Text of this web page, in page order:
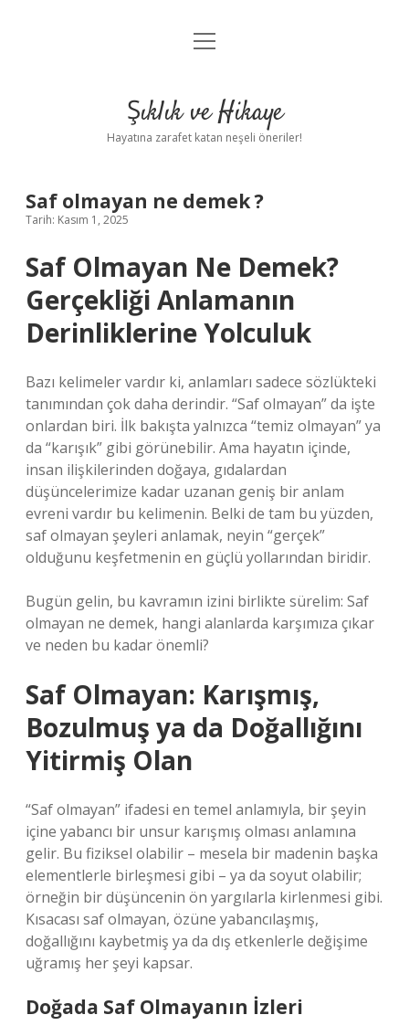
Anasayfa
Yasal Uyarı
menüyü
Şıklık ve Hikaye
Hayatına zarafet katan neşeli öneriler!
Saf olmayan ne demek ?
Tarih: Kasım 1, 2025
Saf Olmayan Ne Demek?
Gerçekliği Anlamanın
Derinliklerine Yolculuk
Bazı kelimeler vardır ki, anlamları sadece sözlükteki
tanımından çok daha derindir. “Saf olmayan” da işte
onlardan biri. İlk bakışta yalnızca “temiz olmayan” ya
da “karışık” gibi görünebilir. Ama hayatın içinde,
insan ilişkilerinden doğaya, gıdalardan
düşüncelerimize kadar uzanan geniş bir anlam
evreni vardır bu kelimenin. Belki de tam bu yüzden,
saf olmayan şeyleri anlamak, neyin “gerçek”
olduğunu keşfetmenin en güçlü yollarından biridir.
Bugün gelin, bu kavramın izini birlikte sürelim: Saf
olmayan ne demek, hangi alanlarda karşımıza çıkar
ve neden bu kadar önemli?
Saf Olmayan: Karışmış,
Bozulmuş ya da Doğallığını
Yitirmiş Olan
“Saf olmayan” ifadesi en temel anlamıyla, bir şeyin
içine yabancı bir unsur karışmış olması anlamına
gelir. Bu fiziksel olabilir – mesela bir madenin başka
elementlerle birleşmesi gibi – ya da soyut olabilir;
örneğin bir düşüncenin ön yargılarla kirlenmesi gibi.
Kısacası saf olmayan, özüne yabancılaşmış,
doğallığını kaybetmiş ya da dış etkenlerle değişime
uğramış her şeyi kapsar.
Doğada Saf Olmayanın İzleri